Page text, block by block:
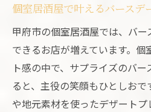
個室居酒屋で叶えるバースデ
甲府市の個室居酒屋では、バ
できるお店が増えています。個
ト感の中で、サプライズのバ
ると、主役の笑顔もひとしお
や地元素材を使ったデザート